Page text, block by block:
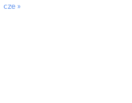
cze »